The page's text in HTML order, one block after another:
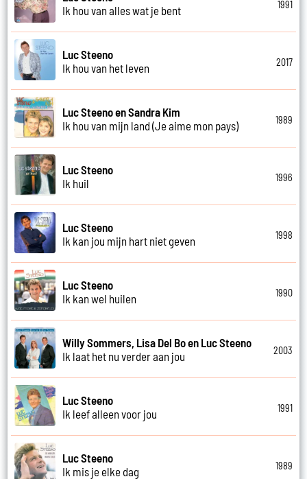
Ik hou van alles wat je bent
1991
Luc Steeno
Ik hou van het leven
2017
Luc Steeno en Sandra Kim
Ik hou van mijn land (Je aime mon pays)
1989
Luc Steeno
Ik huil
1996
Luc Steeno
Ik kan jou mijn hart niet geven
1998
Luc Steeno
Ik kan wel huilen
1990
Willy Sommers, Lisa Del Bo en Luc Steeno
Ik laat het nu verder aan jou
2003
Luc Steeno
Ik leef alleen voor jou
1991
Luc Steeno
Ik mis je elke dag
1989